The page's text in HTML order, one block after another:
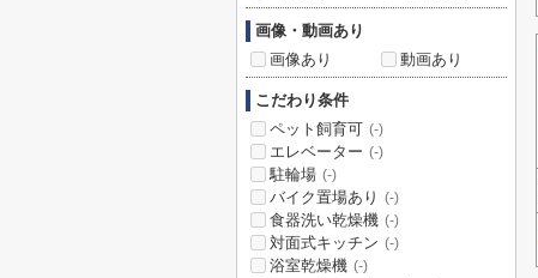
画像・動画あり
画像あり
動画あり
こだわり条件
ペット飼育可 (-)
エレベーター (-)
駐輪場 (-)
バイク置場あり (-)
食器洗い乾燥機 (-)
対面式キッチン (-)
浴室乾燥機 (-)